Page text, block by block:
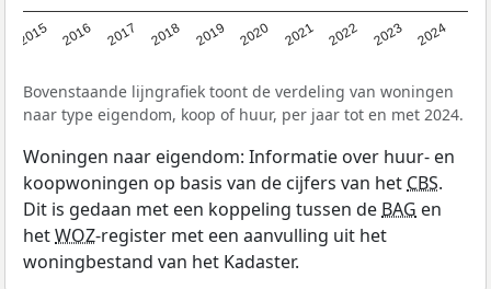
2015 2016 2017 2018 2019 2020 2021 2022 2023 2024
Bovenstaande lijngrafiek toont de verdeling van woningen
naar type eigendom, koop of huur, per jaar tot en met 2024.
Woningen naar eigendom: Informatie over huur- en
koopwoningen op basis van de cijfers van hetCBS.
Dit is gedaan met een koppeling tussen deBAG en
hetWOZ-register met een aanvulling uit het
woningbestand van het Kadaster.